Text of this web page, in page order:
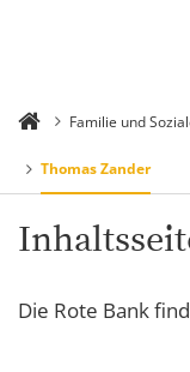
Familie und
Thomas Zander
Die Rote Bank